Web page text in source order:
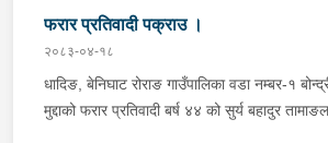
बर्दिवासको संयुक्त टोलीले मोरङबाट काठमाण्डौ तर्फ
सिन्धुली कमलामाई नगरपालिका वडा नम्बर- १२ बस्ने
चन्द्र बहादुर माझीले चलाएको म.प्र. व०४-००१ ज
यात्रुबाहक E.V. हायसमा सवार जिल्ला सिराह मिर्चैया
फरार प्रतिवादी पक्राउ ।
२०८३-०४-१८
धादिङ, बेनिघाट रोराङ गाउँपालिका वडा नम्बर-१
मुद्दाको फरार प्रतिवादी बर्ष ४४ को सुर्य बहादुर